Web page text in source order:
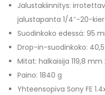
Jalustakiinnitys:
jalustapanta 1/4″-20-
Suodinkoko edessä: 95
Drop-in-suodinkoko:
Mitat: halkaisija 119,8
Paino: 1840 g
Yhteensopiva Sony FE